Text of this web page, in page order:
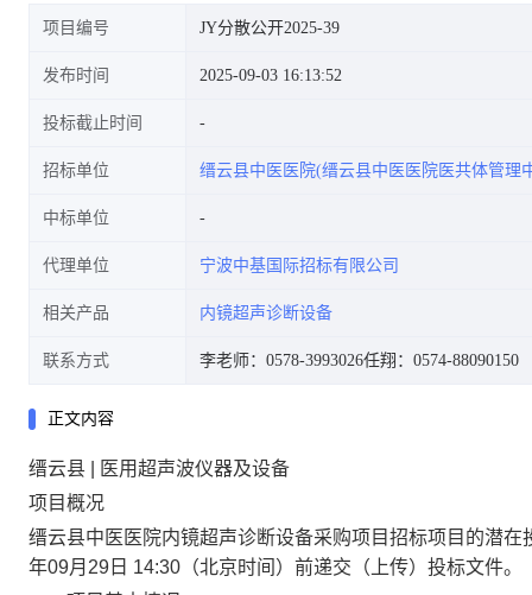
项目编号 JY分散公开2025-39
发布时间 2025-09-03 16:13:52
投标截止时间
招标单位 缙云县中医医院(缙云县中医医院医共体管理
中标单位
代理单位 宁波中基国际招标有限公司
相关产品 内镜超声诊断设备
联系方式 李老师：0578-3993026任翔：0574-88090150
正文内容
缙云县 | 医用超声波仪器及设备
项目概况
缙云县中医医院内镜超声诊断设备采购项目招标项目的潜在
年09月29日 14:30 （北京时间）前递交（上传）投标文件。